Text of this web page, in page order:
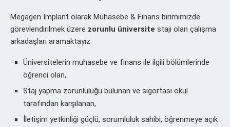
Megagen İmplant olarak Muhasebe & Finans birimimizde
görevlendirilmek üzere zorunlu üniversite stajı olan çalışma
arkadaşları aramaktayız.
Üniversitelerin muhasebe ve finans ile ilgili bölümlerinde
öğrenci olan,
Staj yapma zorunluluğu bulunan ve sigortası okul
tarafından karşılanan,
İletişim yetkinliği güçlü, sorumluluk sahibi, öğrenmeye açık